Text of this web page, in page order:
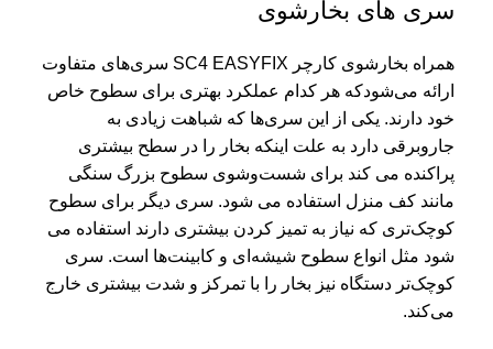
سری های بخارشوی
همراه بخارشوی کارچر SC4 EASYFIX سری‌های متفاوت
ارائه می‌شودکه هر کدام عملکرد بهتری برای سطوح خاص
خود دارند. یکی از این سری‌ها که شباهت زیادی به
جاروبرقی دارد به علت اینکه بخار را در سطح بیشتری
پراکنده می کند برای شست‌وشوی سطوح بزرگ سنگی
مانند کف منزل استفاده می شود. سری دیگر برای سطوح
کوچک‌تری که نیاز به تمیز کردن بیشتری دارند استفاده می
شود مثل انواع سطوح شیشه‌ای و کابینت‌ها است. سری
کوچک‌تر دستگاه نیز بخار را با تمرکز و شدت بیشتری خارج
می‌کند.